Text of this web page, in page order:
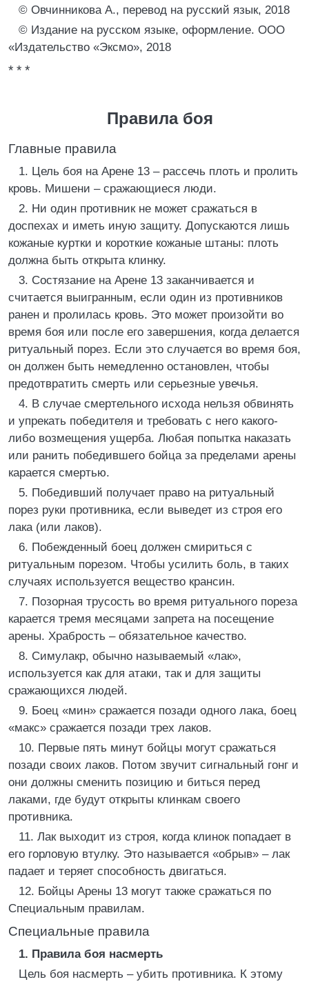
© Овчинникова А., перевод на русский язык, 2018
© Издание на русском языке, оформление. ООО
«Издательство «Эксмо», 2018
* * *
Правила боя
Главные правила
1. Цель боя на Арене 13 – рассечь плоть и пролить
кровь. Мишени – сражающиеся люди.
2. Ни один противник не может сражаться в
доспехах и иметь иную защиту. Допускаются лишь
кожаные куртки и короткие кожаные штаны: плоть
должна быть открыта клинку.
3. Состязание на Арене 13 заканчивается и
считается выигранным, если один из противников
ранен и пролилась кровь. Это может произойти во
время боя или после его завершения, когда делается
ритуальный порез. Если это случается во время боя,
он должен быть немедленно остановлен, чтобы
предотвратить смерть или серьезные увечья.
4. В случае смертельного исхода нельзя обвинять
и упрекать победителя и требовать с него какого-
либо возмещения ущерба. Любая попытка наказать
или ранить победившего бойца за пределами арены
карается смертью.
5. Победивший получает право на ритуальный
порез руки противника, если выведет из строя его
лака (или лаков).
6. Побежденный боец должен смириться с
ритуальным порезом. Чтобы усилить боль, в таких
случаях используется вещество крансин.
7. Позорная трусость во время ритуального пореза
карается тремя месяцами запрета на посещение
арены. Храбрость – обязательное качество.
8. Симулакр, обычно называемый «лак»,
используется как для атаки, так и для защиты
сражающихся людей.
9. Боец «мин» сражается позади одного лака, боец
«макс» сражается позади трех лаков.
10. Первые пять минут бойцы могут сражаться
позади своих лаков. Потом звучит сигнальный гонг и
они должны сменить позицию и биться перед
лаками, где будут открыты клинкам своего
противника.
11. Лак выходит из строя, когда клинок попадает в
его горловую втулку. Это называется «обрыв» – лак
падает и теряет способность двигаться.
12. Бойцы Арены 13 могут также сражаться по
Специальным правилам.
Специальные правила
1. Правила боя насмерть
Цель боя насмерть – убить противника. К этому